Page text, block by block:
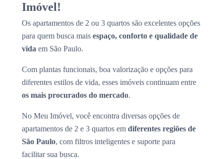
Imóvel!
Os apartamentos de 2 ou 3 quartos são excelentes opções
para quem busca mais espaço, conforto e qualidade de
vida em São Paulo.
Com plantas funcionais, boa valorização e opções para
diferentes estilos de vida, esses imóveis continuam entre
os mais procurados do mercado.
No Meu Imóvel, você encontra diversas opções de
apartamentos de 2 e 3 quartos em diferentes regiões de
São Paulo, com filtros inteligentes e suporte para
facilitar sua busca.